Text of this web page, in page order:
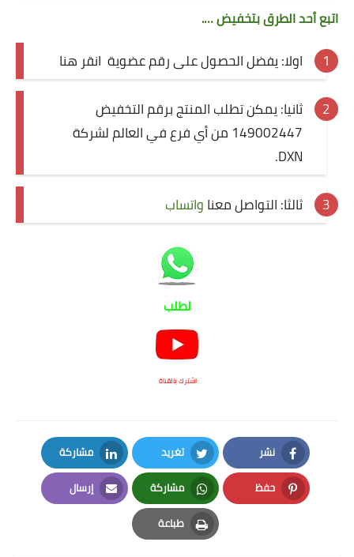
اتبع أحد الطرق بتخفيض ….
اولا: يفضل الحصول على رقم عضوية انقر هنا
ثانيا: يمكن تطلب المنتج برقم التخفيض
149002447 من أي فرع في العالم لشركة
DXN.
ثالثا: التواصل معناواتساب
لطلب
اشترك بالقناة
نشر
Facebook
تغريد
Twitter
مشاركة
LinkedIn
حفظ
Pinterest
مشاركة
Whatsapp
إرسال
Email
طباعة
Print